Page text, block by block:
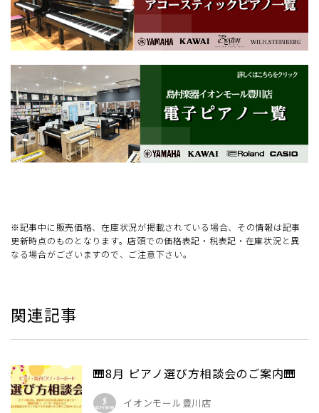
※記事中に販売価格、在庫状況が掲載されている場合、その情報は記事
更新時点のものとなります。店頭での価格表記・税表記・在庫状況と異
なる場合がございますので、ご注意下さい。
関連記事
🎹8月 ピアノ選び方相談会のご案内🎹
イオンモール豊川店